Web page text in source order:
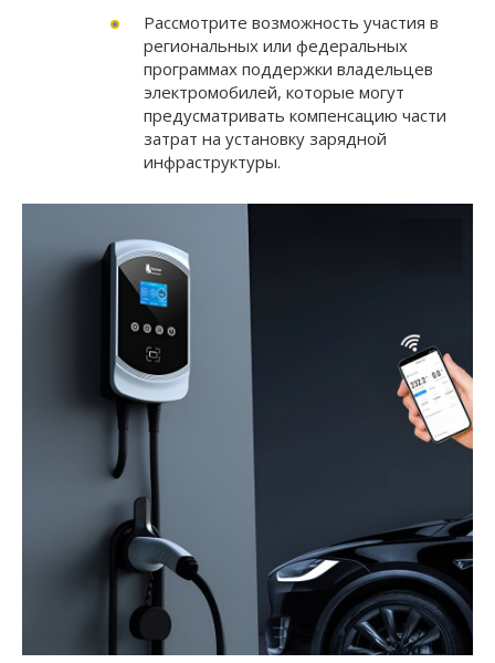
Рассмотрите возможность участия в
региональных или федеральных
программах поддержки владельцев
электромобилей, которые могут
предусматривать компенсацию части
затрат на установку зарядной
инфраструктуры.